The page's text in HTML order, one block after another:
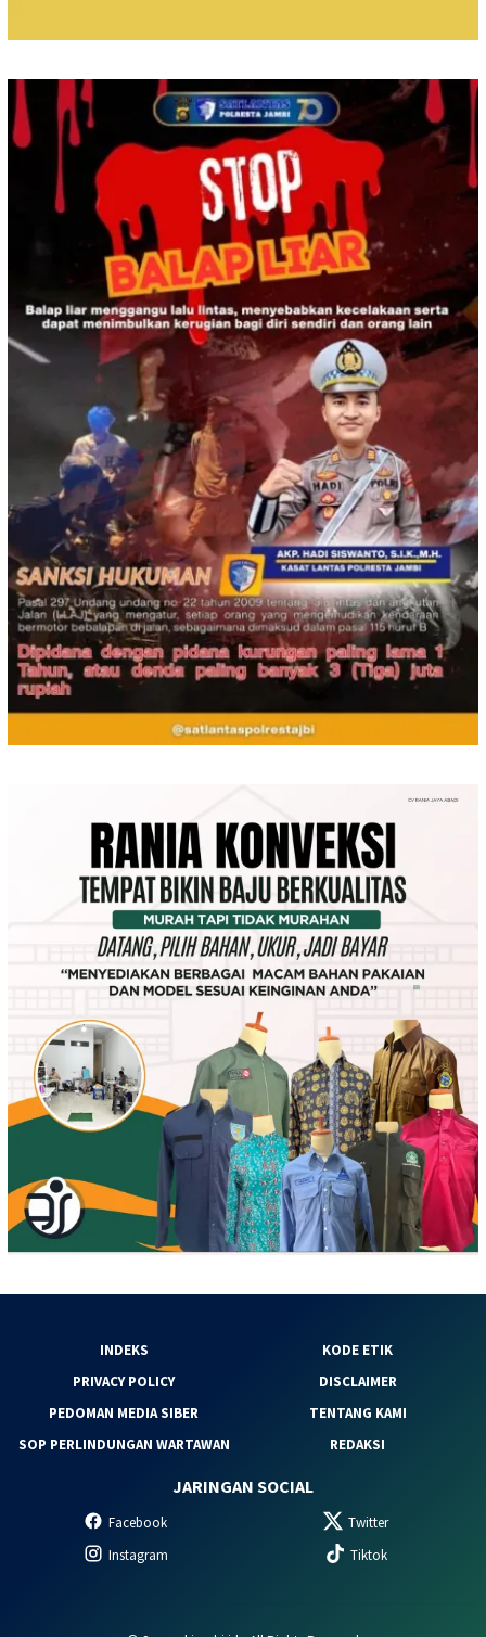
INDEKS
KODE ETIK
PRIVACY POLICY
DISCLAIMER
PEDOMAN MEDIA SIBER
TENTANG KAMI
SOP PERLINDUNGAN WARTAWAN
REDAKSI
JARINGAN SOCIAL
Facebook
Twitter
Instagram
Tiktok